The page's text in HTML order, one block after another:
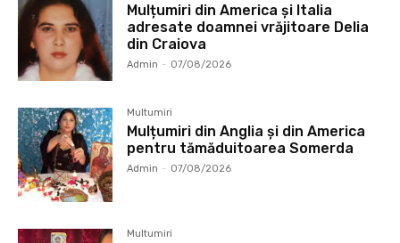
Mulțumiri din America și Italia
adresate doamnei vrăjitoare Delia
din Craiova
Admin - 07/08/2026
Multumiri
Mulțumiri din Anglia și din America
pentru tămăduitoarea Somerda
Admin - 07/08/2026
Multumiri